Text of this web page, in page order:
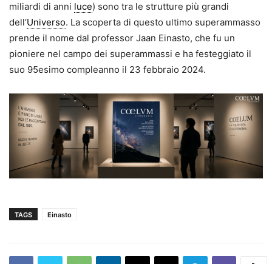
miliardi di anni luce) sono tra le strutture più grandi
dell’Universo. La scoperta di questo ultimo superammasso
prende il nome dal professor Jaan Einasto, che fu un
pioniere nel campo dei superammassi e ha festeggiato il
suo 95esimo compleanno il 23 febbraio 2024.
TAGS Einasto